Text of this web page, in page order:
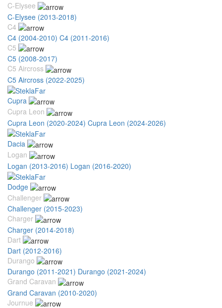
C-Elysee
C-Elysee (2013-2018)
C4
C4 (2004-2010) C4 (2011-2016)
C5
C5 (2008-2017)
C5 Aircross
C5 Aircross (2022-2025)
Cupra
Cupra Leon
Cupra Leon (2020-2024) Cupra Leon (2024-2026)
Dacia
Logan
Logan (2013-2016) Logan (2016-2020)
Dodge
Challenger
Challenger (2015-2023)
Charger
Charger (2014-2018)
Dart
Dart (2012-2016)
Durango
Durango (2011-2021) Durango (2021-2024)
Grand Caravan
Grand Caravan (2010-2020)
Journue